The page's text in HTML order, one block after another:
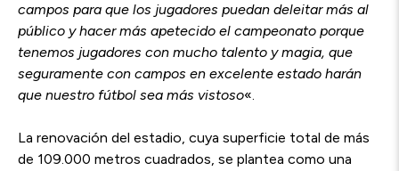
campos para que los jugadores puedan deleitar más al
público y hacer más apetecido el campeonato porque
tenemos jugadores con mucho talento y magia, que
seguramente con campos en excelente estado harán
que nuestro fútbol sea más vistoso«.
La renovación del estadio, cuya superficie total de más
de 109.000 metros cuadrados, se plantea como una